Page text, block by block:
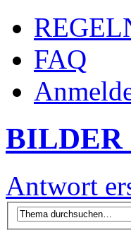
FAQ
BILDER
Antwort